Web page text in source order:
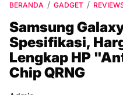
BERANDA GADGET
Samsung
Spesifikasi,
Lengkap HP
Chip QRNG